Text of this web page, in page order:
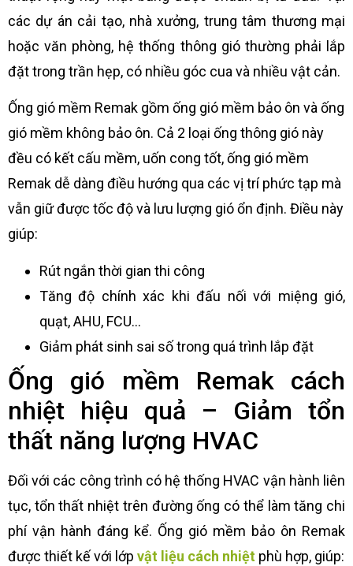
các dự án cải tạo, nhà xưởng, trung tâm thương mại
hoặc văn phòng, hệ thống thông gió thường phải lắp
đặt trong trần hẹp, có nhiều góc cua và nhiều vật cản.
Ống gió mềm Remak gồm ống gió mềm bảo ôn và ống
gió mềm không bảo ôn. Cả 2 loại ống thông gió này
đều có kết cấu mềm, uốn cong tốt, ống gió mềm
Remak dễ dàng điều hướng qua các vị trí phức tạp mà
vẫn giữ được tốc độ và lưu lượng gió ổn định. Điều này
giúp:
Rút ngắn thời gian thi công
Tăng độ chính xác khi đấu nối với miệng gió,
quạt, AHU, FCU…
Giảm phát sinh sai số trong quá trình lắp đặt
Ống gió mềm Remak cách
nhiệt hiệu quả – Giảm tổn
thất năng lượng HVAC
Đối với các công trình có hệ thống HVAC vận hành liên
tục, tổn thất nhiệt trên đường ống có thể làm tăng chi
phí vận hành đáng kể. Ống gió mềm bảo ôn Remak
được thiết kế với lớp vật liệu cách nhiệt phù hợp, giúp: